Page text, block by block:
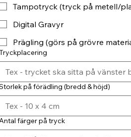
Tampotryck (tryck på metell/
Digital Gravyr
Prägling (görs på grövre
på förädling (bredd & höjd)
färger på tryck